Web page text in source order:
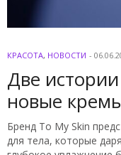
КРАСОТА, НОВОСТИ -
Две
новые
Бренд To My Skin
для тела, которые